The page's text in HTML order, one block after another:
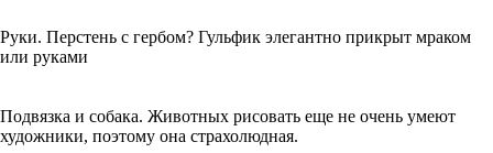
Руки. Перстень с гербом? Гульфик элегантно прикрыт мраком
или руками
Подвязка и собака. Животных рисовать еще не очень умеют
художники, поэтому она страхолюдная.